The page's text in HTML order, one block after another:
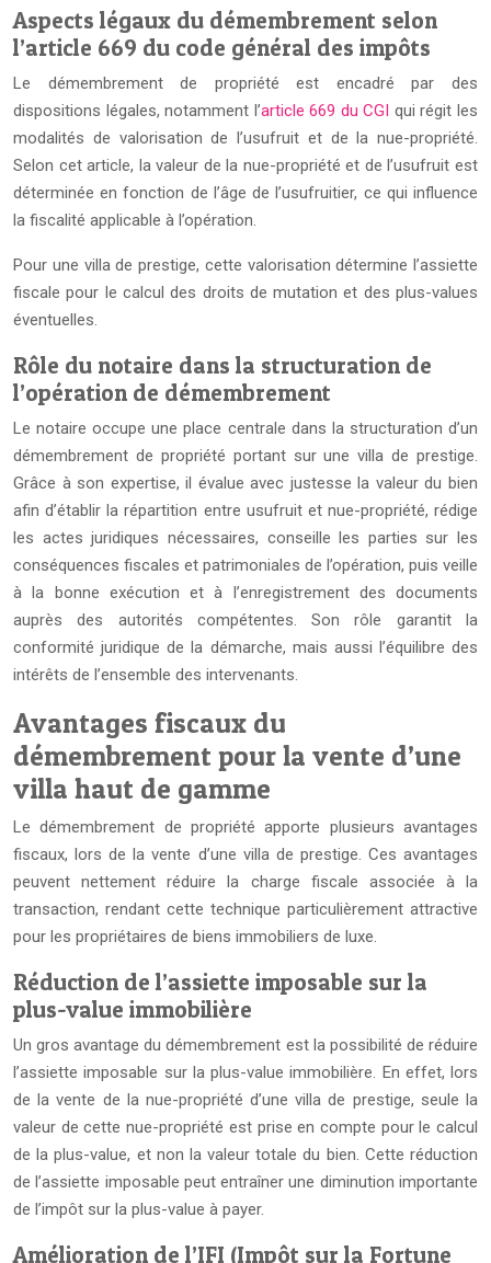
Aspects légaux du démembrement selon
l’article 669 du code général des impôts
Le démembrement de propriété est encadré par des
dispositions légales, notamment l’article 669 du CGI qui régit les
modalités de valorisation de l’usufruit et de la nue-propriété.
Selon cet article, la valeur de la nue-propriété et de l’usufruit est
déterminée en fonction de l’âge de l’usufruitier, ce qui influence
la fiscalité applicable à l’opération.
Pour une villa de prestige, cette valorisation détermine l’assiette
fiscale pour le calcul des droits de mutation et des plus-values
éventuelles.
Rôle du notaire dans la structuration de
l’opération de démembrement
Le notaire occupe une place centrale dans la structuration d’un
démembrement de propriété portant sur une villa de prestige.
Grâce à son expertise, il évalue avec justesse la valeur du bien
afin d’établir la répartition entre usufruit et nue-propriété, rédige
les actes juridiques nécessaires, conseille les parties sur les
conséquences fiscales et patrimoniales de l’opération, puis veille
à la bonne exécution et à l’enregistrement des documents
auprès des autorités compétentes. Son rôle garantit la
conformité juridique de la démarche, mais aussi l’équilibre des
intérêts de l’ensemble des intervenants.
Avantages fiscaux du
démembrement pour la vente d’une
villa haut de gamme
Le démembrement de propriété apporte plusieurs avantages
fiscaux, lors de la vente d’une villa de prestige. Ces avantages
peuvent nettement réduire la charge fiscale associée à la
transaction, rendant cette technique particulièrement attractive
pour les propriétaires de biens immobiliers de luxe.
Réduction de l’assiette imposable sur la
plus-value immobilière
Un gros avantage du démembrement est la possibilité de réduire
l’assiette imposable sur la plus-value immobilière. En effet, lors
de la vente de la nue-propriété d’une villa de prestige, seule la
valeur de cette nue-propriété est prise en compte pour le calcul
de la plus-value, et non la valeur totale du bien. Cette réduction
de l’assiette imposable peut entraîner une diminution importante
de l’impôt sur la plus-value à payer.
Amélioration de l’IFI (Impôt sur la Fortune